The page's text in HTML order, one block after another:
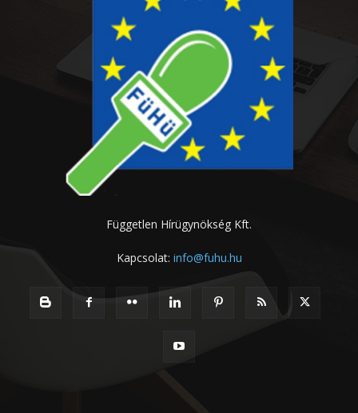
Független Hírügynökség Kft.
Kapcsolat: info@fuhu.hu